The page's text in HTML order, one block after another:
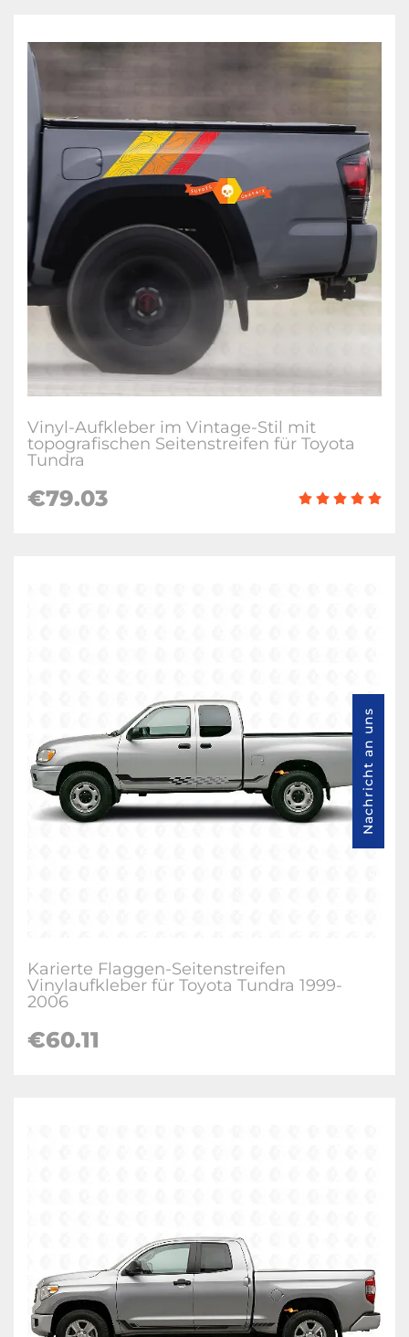
Vinyl-Aufkleber im Vintage-Stil mit
topografischen Seitenstreifen für Toyota
Tundra
€79.03
Karierte Flaggen-Seitenstreifen
Vinylaufkleber für Toyota Tundra 1999-
2006
€60.11
Nachricht an uns